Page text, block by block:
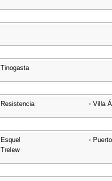
Tinogasta
Resistencia · Villa
Esquel ·
Trelew